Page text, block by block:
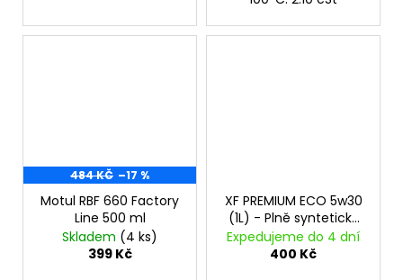
484 KČ –17 %
Motul RBF 660 Factory
Line 500 ml
Skladem (4 ks)
399 Kč
XF PREMIUM ECO 5w30
(1L) - Plně syntetický
motorový olej
Expedujeme do 4 dní
400 Kč